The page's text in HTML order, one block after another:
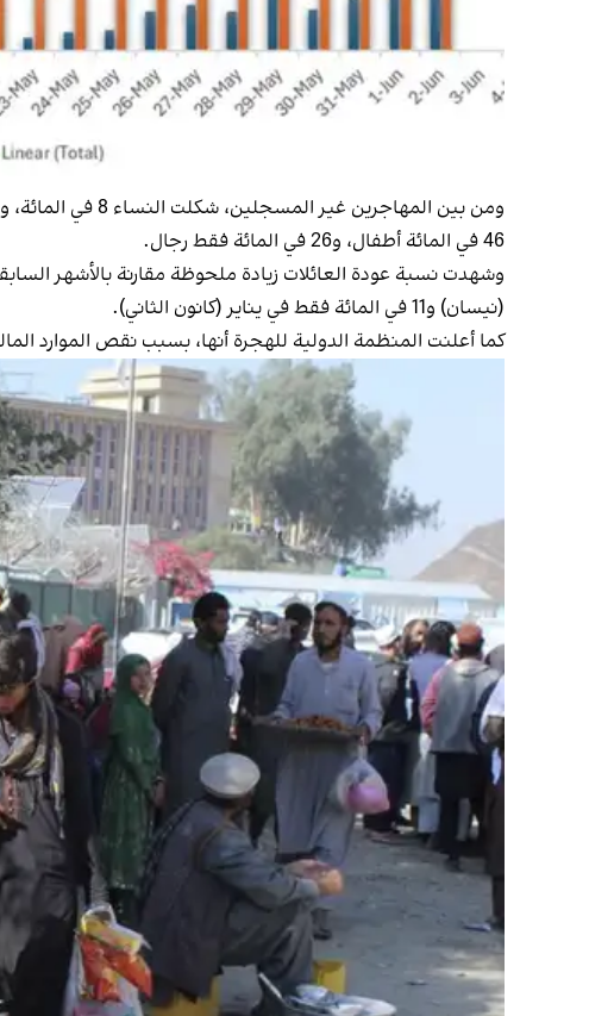
46 في المائة أطفال، و26 في المائة فقط رجال.
(نيسان) و11 في المائة فقط في يناير (كانون الثاني).
كما أعلنت المنظمة الدولية للهجرة أنها، بسبب نقص الموارد المالية، لم تتمكن إلا من مساعدة 1106